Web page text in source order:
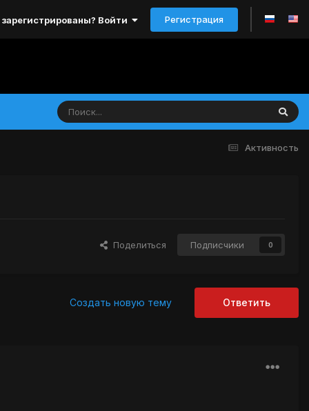
Войти Регистрация
Активность
Поделиться Подписчики 0
Ответить
Создать новую тему